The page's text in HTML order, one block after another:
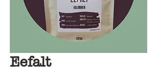
Eefalt